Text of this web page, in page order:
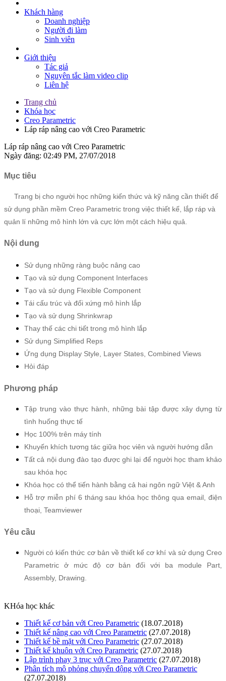
Khách hàng
Doanh nghiệp
Người đi làm
Sinh viên
Giới thiệu
Tác giả
Nguyên tắc làm video clip
Liên hệ
Trang chủ
Khóa học
Creo Parametric
Láp ráp nâng cao với Creo Parametric
Láp ráp nâng cao với Creo Parametric
Ngày đăng: 02:49 PM, 27/07/2018
Mục tiêu
Trang bị cho người học những kiến thức và kỹ năng cần thiết để
sử dụng phần mềm Creo Parametric trong việc thiết kế, lắp ráp và
quản lí những mô hình lớn và cực lớn một cách hiệu quả.
Nội dung
Sử dụng những ràng buộc nâng cao
Tạo và sử dụng Component Interfaces
Tạo và sử dụng Flexible Component
Tái cấu trúc và đối xứng mô hình lắp
Tạo và sử dụng Shrinkwrap
Thay thế các chi tiết trong mô hình lắp
Sử dụng Simplified Reps
Ứng dụng Display Style, Layer States, Combined Views
Hỏi đáp
Phương pháp
Tập trung vào thực hành, những bài tập được xây dựng từ
tình huống thực tế
Học 100% trên máy tính
Khuyến khích tương tác giữa học viên và người hướng dẫn
Tất cả nội dung đào tạo được ghi lại để người học tham khảo
sau khóa học
Khóa học có thể tiến hành bằng cả hai ngôn ngữ Việt & Anh
Hỗ trợ miễn phí 6 tháng sau khóa học thông qua email, điện
thoại, Teamviewer
Yêu cầu
Người có kiến thức cơ bản về thiết kế cơ khí và sử dụng Creo
Parametric ở mức độ cơ bản đối với ba module Part,
Assembly, Drawing.
KHóa học khác
Thiết kế cơ bản với Creo Parametric (18.07.2018)
Thiết kế nâng cao với Creo Parametric (27.07.2018)
Thiết kế bề mặt với Creo Parametric (27.07.2018)
Thiết kế khuôn với Creo Parametric (27.07.2018)
Lập trình phay 3 trục với Creo Parametric (27.07.2018)
Phân tích mô phỏng chuyển động với Creo Parametric
(27.07.2018)